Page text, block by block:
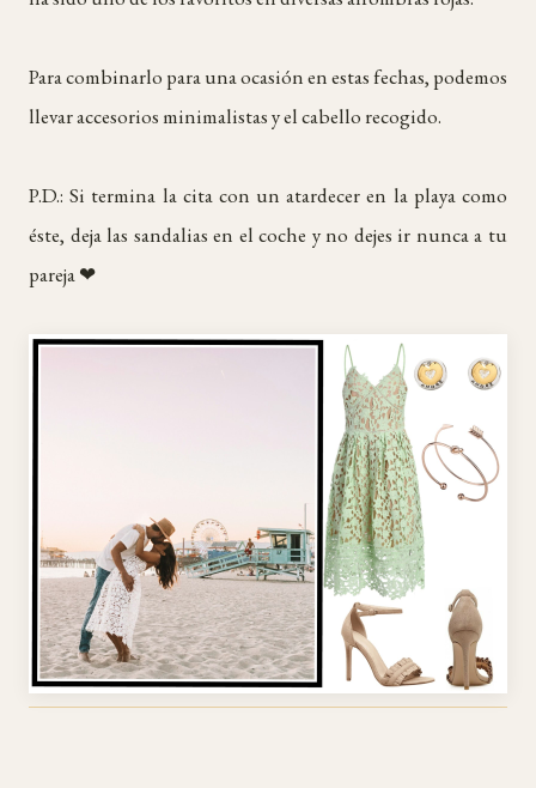
Para combinarlo para una ocasión en estas fechas, podemos
llevar accesorios minimalistas y el cabello recogido.
P.D.: Si termina la cita con un atardecer en la playa como
éste, deja las sandalias en el coche y no dejes ir nunca a tu
pareja ❤